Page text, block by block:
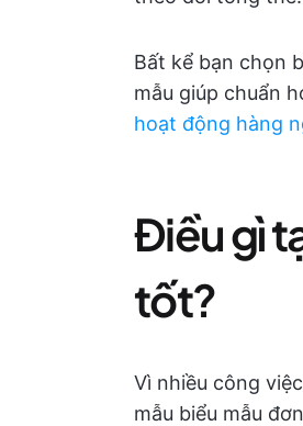
Bất kể bạn chọn
mẫu giúp chuẩn
hoạt động hàng
Điều gì
tốt?
Vì nhiều công
mẫu biểu mẫu